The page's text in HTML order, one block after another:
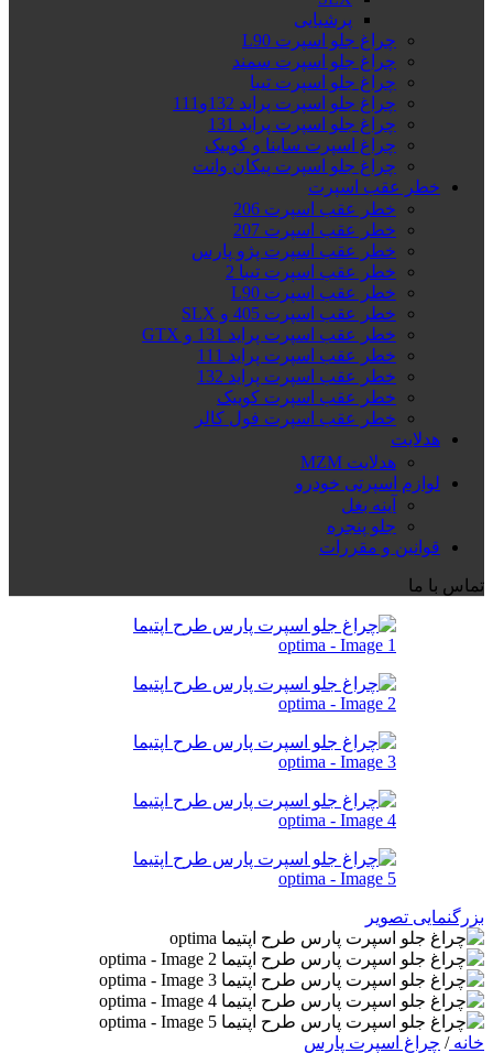
پرشیایی
چراغ جلو اسپرت L90
چراغ جلو اسپرت سمند
چراغ جلو اسپرت تیبا
چراغ جلو اسپرت پراید 132و111
چراغ جلو اسپرت پراید 131
چراغ اسپرت ساینا و کوییک
چراغ جلو اسپرت پیکان وانت
خطر عقب اسپرت
خطر عقب اسپرت 206
خطر عقب اسپرت 207
خطر عقب اسپرت پژو پارس
خطر عقب اسپرت تیبا 2
خطر عقب اسپرت L90
خطر عقب اسپرت 405 و SLX
خطر عقب اسپرت پراید 131 و GTX
خطر عقب اسپرت پراید 111
خطر عقب اسپرت پراید 132
خطر عقب اسپرت کوییک
خطر عقب اسپرت فول کالر
هدلایت
هدلایت MZM
لوازم اسپرتی خودرو
آینه بغل
جلو پنجره
قوانین و مقررات
تماس با ما
بزرگنمایی تصویر
خانه/ چراغ اسپرت پارس